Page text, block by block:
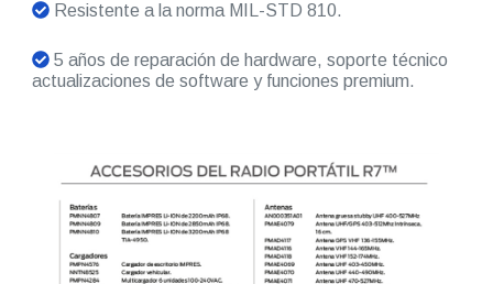
Resistente a la norma MIL-STD 810.
5 años de reparación de hardware, soporte técnico
actualizaciones de software y funciones premium.